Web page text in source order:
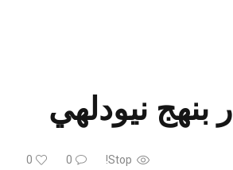
بنهج نيودلهي
Stop!
0
0